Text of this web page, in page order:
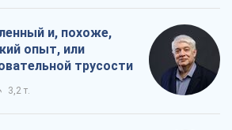
и, похоже,
опыт, или
трусости
3,2 т.